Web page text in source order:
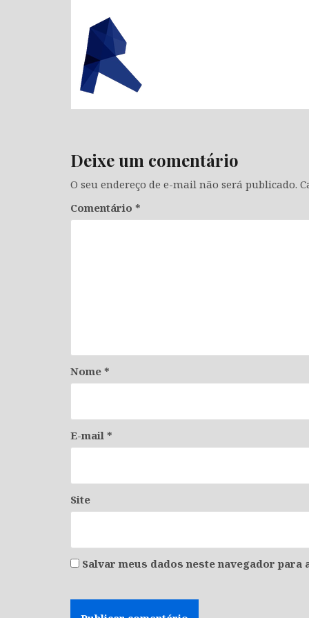
Deixe um comentário
O seu endereço de e-mail não será publicado.
Comentário *
Nome *
E-mail *
Site
Salvar meus dados neste navegador para